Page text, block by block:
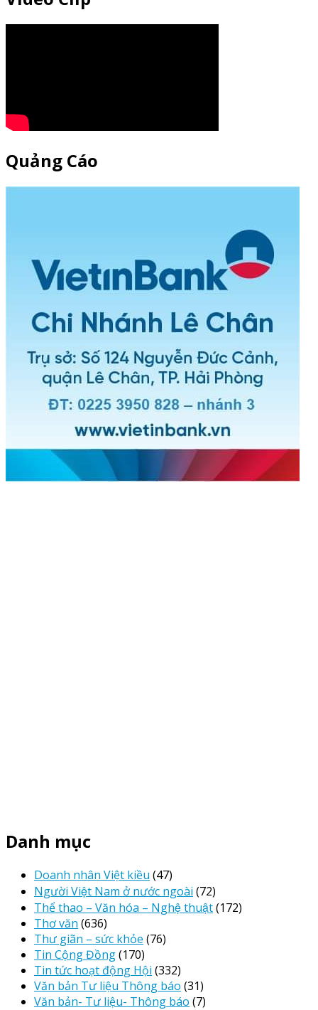
Quảng Cáo
Danh mục
Doanh nhân Việt kiều (47)
Người Việt Nam ở nước ngoài (72)
Thể thao – Văn hóa – Nghệ thuật(172)
Thơ văn (636)
Thư giãn – sức khỏe (76)
Tin Cộng Đồng(170)
Tin tức hoạt động Hội (332)
Văn bản Tư liệu Thông báo (31)
Văn bản- Tư liệu- Thông báo (7)